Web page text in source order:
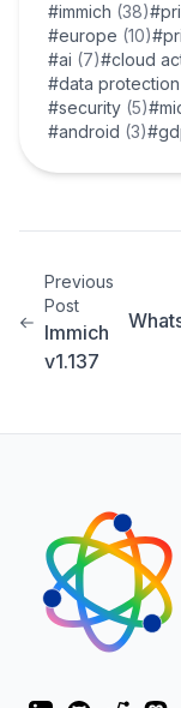
#immich (38)
#europe (10)
#ai (7)#cloud
#data protection
#security (5)
#android (3)
Previous
Post
Immich
v1.137